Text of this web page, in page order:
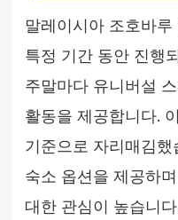
말레이시아 조호바
특정 기간 동안 진행
주말마다 유니버설
활동을 제공합니다.
기준으로 자리매김했
숙소 옵션을 제공하
대한 관심이 높습니